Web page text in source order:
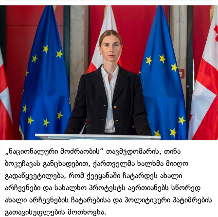
„ნაციონალური მოძრაობის“ თავმჯდომარის, თინა
ბოკუჩავას განცხადებით, ქართველმა ხალხმა მიიღო
გადაწყვეტილება, რომ ქვეყანაში ჩატარდეს ახალი
არჩევნები და სახალხო პროტესტს აერთიანებს სწორედ
ახალი არჩევნების ჩატარებისა და პოლიტიკური პატიმრების
გათავისუფლების მოთხოვნა.